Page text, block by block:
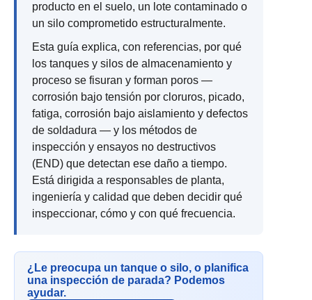
producto en el suelo, un lote contaminado o
un silo comprometido estructuralmente.
Esta guía explica, con referencias, por qué
los tanques y silos de almacenamiento y
proceso se fisuran y forman poros —
corrosión bajo tensión por cloruros, picado,
fatiga, corrosión bajo aislamiento y defectos
de soldadura — y los métodos de
inspección y ensayos no destructivos
(END) que detectan ese daño a tiempo.
Está dirigida a responsables de planta,
ingeniería y calidad que deben decidir qué
inspeccionar, cómo y con qué frecuencia.
¿Le preocupa un tanque o silo, o planifica
una inspección de parada? Podemos
ayudar.